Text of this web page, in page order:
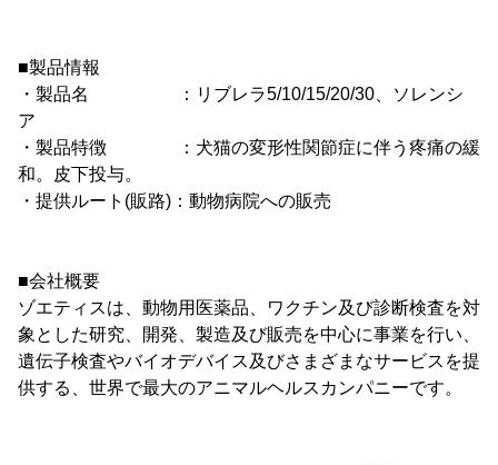
■製品情報
・製品名 ：リブレラ5/10/15/20/30、ソレンシ
ア
・製品特徴 ：犬猫の変形性関節症に伴う疼痛の緩
和。皮下投与。
・提供ルート(販路)：動物病院への販売
■会社概要
ゾエティスは、動物用医薬品、ワクチン及び診断検査を対
象とした研究、開発、製造及び販売を中心に事業を行い、
遺伝子検査やバイオデバイス及びさまざまなサービスを提
供する、世界で最大のアニマルヘルスカンパニーです。